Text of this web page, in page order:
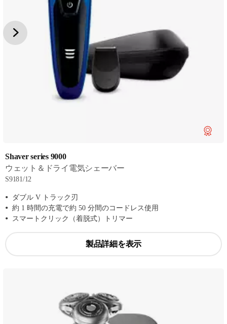
Shaver series 9000
ウェット＆ドライ電気シェーバー
S9181/12
ダブル V トラック刃
約 1 時間の充電で約 50 分間のコードレス使用
スマートクリック（着脱式）トリマー
製品詳細を表示